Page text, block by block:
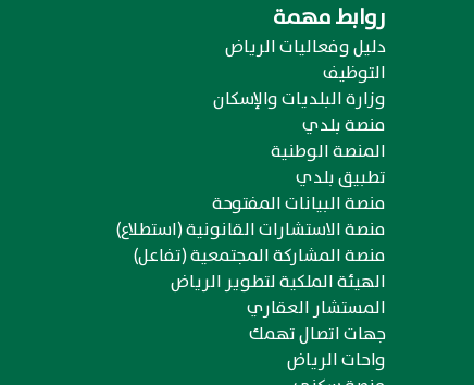
روابط مهمة
دليل وفعاليات الرياض
التوظيف
وزارة البلديات والإسكان
منصة بلدي
المنصة الوطنية
تطبيق بلدي
منصة البيانات المفتوحة
منصة الاستشارات القانونية (استطلاع)
منصة المشاركة المجتمعية (تفاعل)
الهيئة الملكية لتطوير الرياض
المستشار العقاري
جهات اتصال تهمك
واحات الرياض